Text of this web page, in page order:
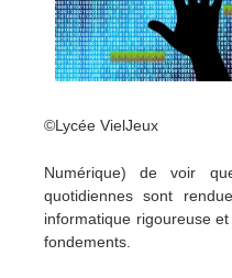
©Lycée VielJeux
Numérique) de voir
quotidiennes sont
informatique rigoureuse
fondements.